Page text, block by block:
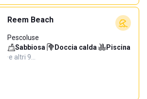
Reem Beach
Pescoluse
Sabbiosa· Doccia calda·
Piscina
·e altri 9…